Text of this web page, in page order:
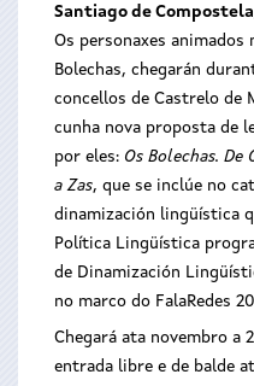
Santiago de
Os personaxes animados
Bolechas, chegarán
concellos de Castrelo de
cunha nova proposta de
por eles: Os Bolechas. De
a Zas, que se inclúe no
dinamización lingüística
Política Lingüística
de Dinamización
no marco do FalaRedes
Chegará ata novembro a
entrada libre e de balde